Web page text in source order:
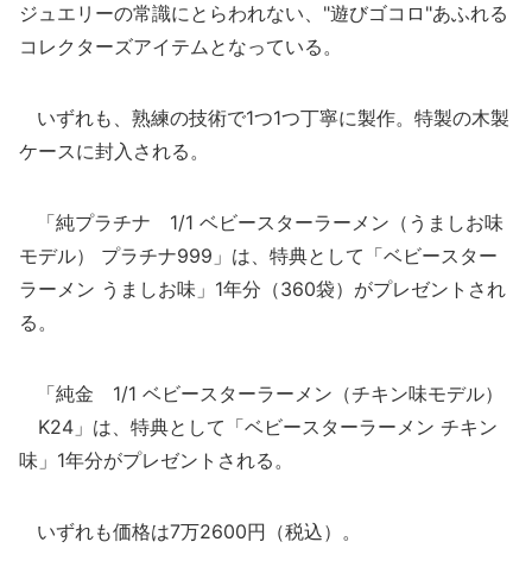
ジュエリーの常識にとらわれない、"遊びゴコロ"あふれる
コレクターズアイテムとなっている。
いずれも、熟練の技術で1つ1つ丁寧に製作。特製の木製
ケースに封入される。
「純プラチナ 1/1 ベビースターラーメン（うましお味
モデル） プラチナ999」は、特典として「ベビースター
ラーメン うましお味」1年分（360袋）がプレゼントされ
る。
「純金 1/1 ベビースターラーメン（チキン味モデル）
K24」は、特典として「ベビースターラーメン チキン
味」1年分がプレゼントされる。
いずれも価格は7万2600円（税込）。